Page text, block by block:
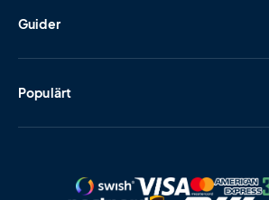
Guider
Populärt